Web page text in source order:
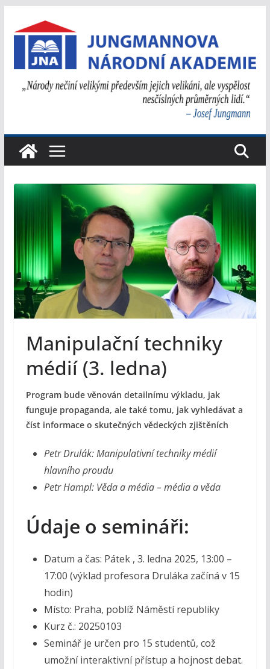
na
obsah
Manipulační techniky
médií (3. ledna)
Program bude věnován detailnímu výkladu, jak
funguje propaganda, ale také tomu, jak vyhledávat a
číst informace o skutečných vědeckých zjištěních
Petr Drulák: Manipulativní techniky médií
hlavního proudu
Petr Hampl: Věda a média – média a věda
Údaje o semináři:
Datum a čas: Pátek , 3. ledna 2025, 13:00 –
17:00 (výklad profesora Druláka začíná v 15
hodin)
Místo: Praha, poblíž Náměstí republiky
Kurz č.: 20250103
Seminář je určen pro 15 studentů, což
umožní interaktivní přístup a hojnost debat.